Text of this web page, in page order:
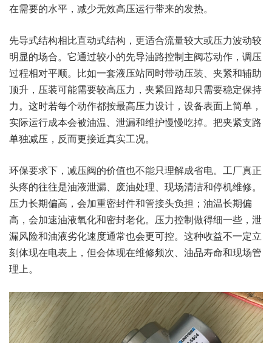
在需要的水平，减少无效高压运行带来的发热。
先导式结构相比直动式结构，更适合流量较大或压力波动较
明显的场合。它通过较小的先导油路控制主阀芯动作，调压
过程相对平顺。比如一套液压站同时带动压装、夹紧和辅助
顶升，压装可能需要较高压力，夹紧回路却只需要稳定保持
力。这时若每个动作都按最高压力设计，设备表面上简单，
实际运行成本会被油温、泄漏和维护慢慢吃掉。把夹紧支路
单独减压，反而更接近真实工况。
环保要求下，减压阀的价值也不能只理解成省电。工厂真正
头疼的往往是油液泄漏、废油处理、现场清洁和停机维修。
压力长期偏高，会加重密封件和管接头负担；油温长期偏
高，会加速油液氧化和密封老化。压力控制做得细一些，泄
漏风险和油液劣化速度通常也会更可控。这种收益不一定立
刻体现在电表上，但会体现在维修频次、油品寿命和现场管
理上。